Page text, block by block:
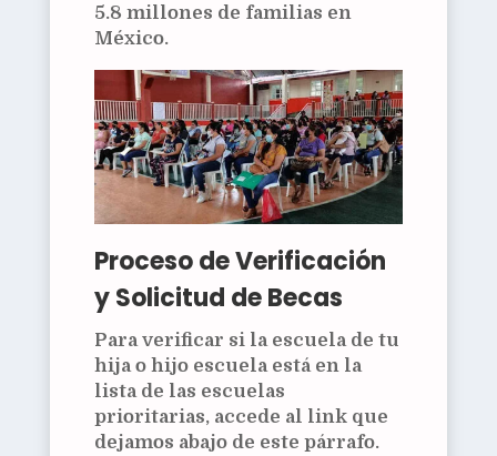
5.8 millones de familias en
México.
Proceso de Verificación
y Solicitud de Becas
Para verificar si la escuela de tu
hija o hijo escuela está en la
lista de las escuelas
prioritarias, accede al link que
dejamos abajo de este párrafo.